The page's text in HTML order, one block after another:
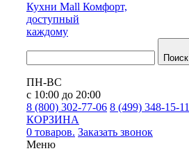
Кухни Mall Комфорт,
доступный
каждому
Поиск
ПН-ВС
с 10:00 до 20:00
8 (800) 302-77-06 8 (499) 348-15-11
КОРЗИНА
0 товаров. Заказать звонок
Меню